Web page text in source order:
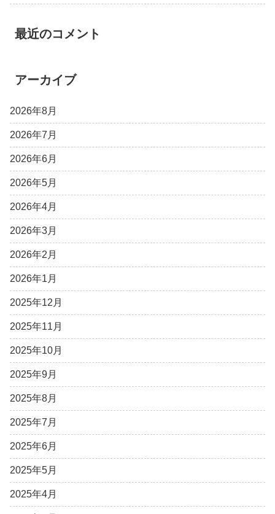
最近のコメント
アーカイブ
2026年8月
2026年7月
2026年6月
2026年5月
2026年4月
2026年3月
2026年2月
2026年1月
2025年12月
2025年11月
2025年10月
2025年9月
2025年8月
2025年7月
2025年6月
2025年5月
2025年4月